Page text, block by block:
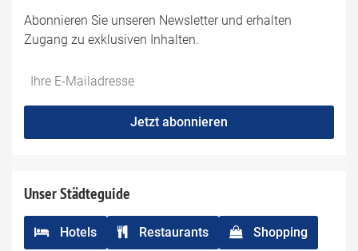
Abonnieren Sie unseren Newsletter und erhalten
Zugang zu exklusiven Inhalten.
Do
fill
*Ihre
Mailadresse:
Jetzt abonnieren
Unser Städteguide
Hotels Restaurants Shopping